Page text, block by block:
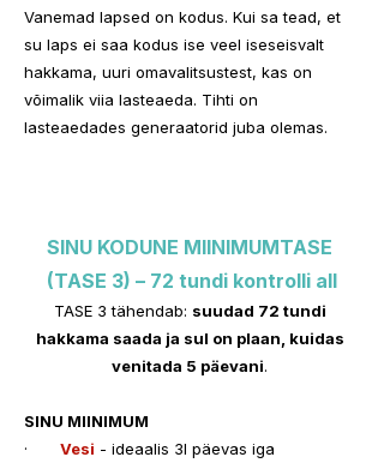
Vanemad lapsed on kodus. Kui sa tead, et
su laps ei saa kodus ise veel iseseisvalt
hakkama, uuri omavalitsustest, kas on
võimalik viia lasteaeda. Tihti on
lasteaedades generaatorid juba olemas.
SINU KODUNE MIINIMUMTASE
(TASE 3) – 72 tundi kontrolli all
TASE 3 tähendab: suudad 72 tundi
hakkama saada ja sul on plaan, kuidas
venitada 5 päevani.
SINU MIINIMUM
·
Vesi - ideaalis 3l päevas iga